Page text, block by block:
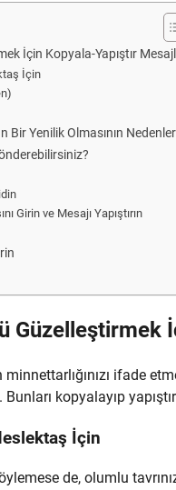
İçin Kopyala-Yapıştır
İçin
Bir Yenilik Olmasının
Girin ve Mesajı Yapıştırın
Güzelleştirmek
minnettarlığınızı ifade
kopyalayıp
İçin
de, olumlu